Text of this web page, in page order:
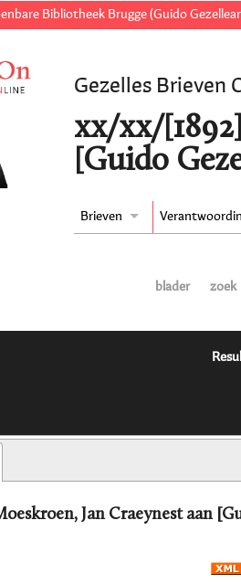
Bibliotheek Brugge (Guido
Gezelles Brieven
xx/xx/
[Guido
Brieven
blader zoek
Jan Craeynest aan